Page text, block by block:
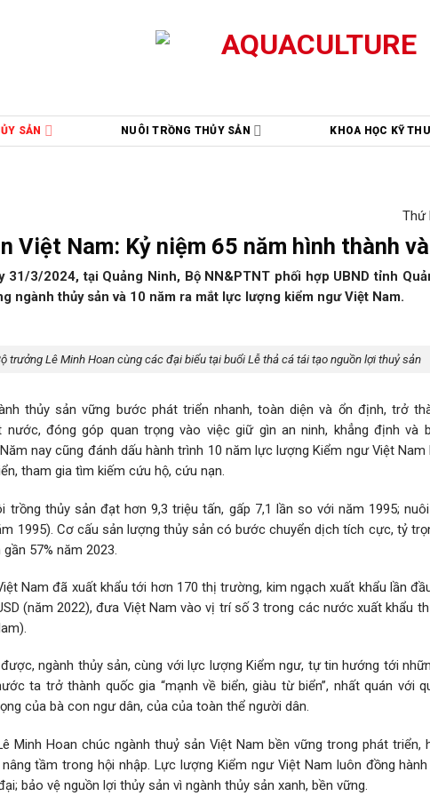
SẢN NUÔI TRỒNG THỦY SẢN KHOA HỌC KỸ
Thứ
Việt Nam: Kỷ niệm 65 năm hình thành
31/3/2024, tại Quảng Ninh, Bộ NN&PTNT phối hợp UBND tỉnh
ngành thủy sản và 10 năm ra mắt lực lượng kiểm ngư Việt Nam.
trưởng Lê Minh Hoan cùng các đại biểu tại buổi Lễ thả cá tái tạo nguồn lợi thuỷ sản
thủy sản vững bước phát triển nhanh, toàn diện và ổn định, trở
đóng góp quan trọng vào việc giữ gìn an ninh, khẳng định và
nay cũng đánh dấu hành trình 10 năm lực lượng Kiểm ngư Việt
tham gia tìm kiếm cứu hộ, cứu nạn.
trồng thủy sản đạt hơn 9,3 triệu tấn, gấp 7,1 lần so với năm 1995;
1995). Cơ cấu sản lượng thủy sản có bước chuyển dịch tích cực, tỷ
57% năm 2023.
Nam đã xuất khẩu tới hơn 170 thị trường, kim ngạch xuất khẩu lần
(năm 2022), đưa Việt Nam vào vị trí số 3 trong các nước xuất khẩu
ngành thủy sản, cùng với lực lượng Kiểm ngư, tự tin hướng tới
ta trở thành quốc gia “mạnh về biển, giàu từ biển”, nhất quán với
của bà con ngư dân, của của toàn thể người dân.
Minh Hoan chúc ngành thuỷ sản Việt Nam bền vững trong phát triển,
tầm trong hội nhập. Lực lượng Kiểm ngư Việt Nam luôn đồng
bảo vệ nguồn lợi thủy sản vì ngành thủy sản xanh, bền vững.